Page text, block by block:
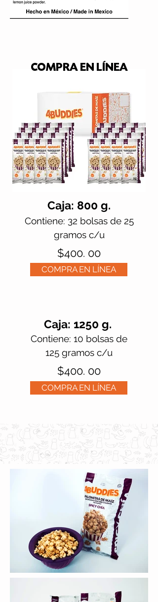
COMPRA EN LÍNEA
Caja: 800 g.
Contiene: 32 bolsas de 25
gramos c/u
$400. 00
COMPRA EN LÍNEA
Caja: 1250 g.
Contiene: 10 bolsas de
125 gramos c/u
$400. 00
COMPRA EN LÍNEA